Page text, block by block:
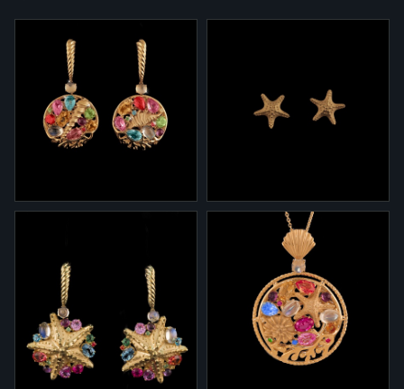
2-0040/1
Серьги 2-0040/1 из
желтого золота с лунными
камнями цитринами,
аметистами и
разноцветными сапфирами
Серьги 2-0040/2 из
желтого золота